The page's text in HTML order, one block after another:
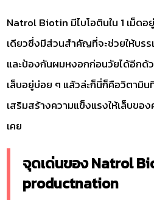
Natrol Biotin มีไบโอตินใน 1 เม็ด
เดียวซึ่งมีส่วนสำคัญที่จะช่วยให้บรร
และป้องกันผมหงอกก่อนวัยได้อีก
เล็บอยู่บ่อย ๆ แล้วล่ะก็นี่ก็คือวิตามิ
เสริมสร้างความแข็งแรงให้เล็บขอ
เคย
จุดเด่นของ Natrol
productnation